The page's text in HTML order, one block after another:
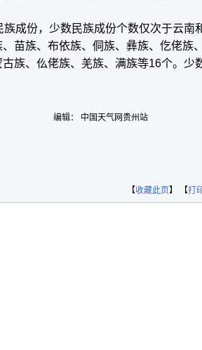
成份，少数民族成份个数仅次于云南
苗族、布依族、侗族、彝族、仡佬族、
族、仫佬族、羌族、满族等16个。少
编辑： 中国天气网贵州站
【收藏此页】 【打